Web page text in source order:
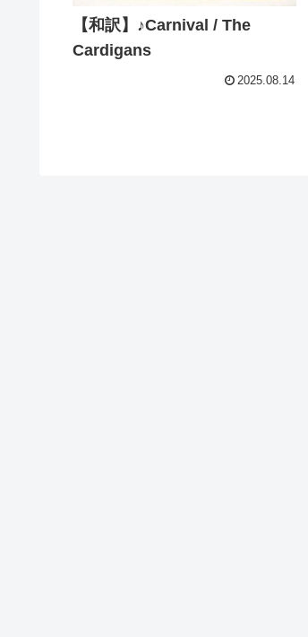
【和訳】♪Carnival / The
Cardigans
2025.08.14